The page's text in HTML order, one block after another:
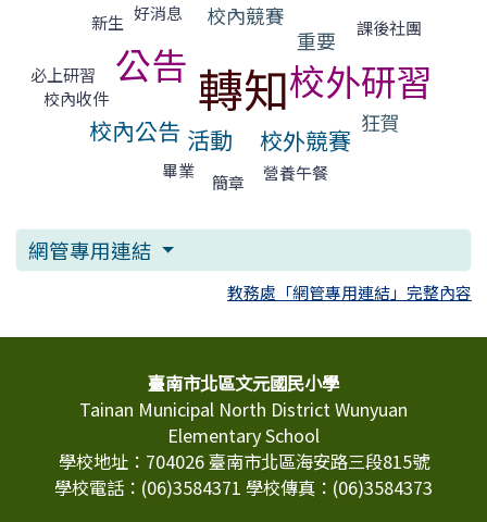
新生 好消息 校內競賽
公告 重要 課後社團
必上研習 轉知校外研習
校內收件
校內公告 活動 校外競賽
狂賀
畢業
簡章 營養午餐
網管專用連結
教務處「網管專用連結」完整內容
頁尾區域內容臺南市北區文元國民小學
Tainan Municipal North District Wunyuan
Elementary School
學校地址：704026 臺南市北區海安路三段815號
學校電話：(06)3584371 學校傳真：(06)3584373